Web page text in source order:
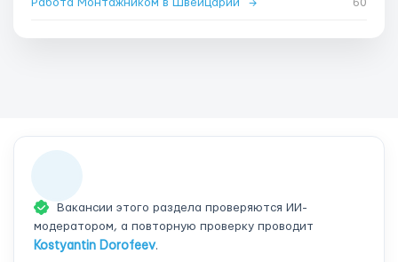
Работа Монтажником в Швейцарии → 60
Вакансии этого раздела проверяются ИИ-
модератором, а повторную проверку проводит
Kostyantin Dorofeev.